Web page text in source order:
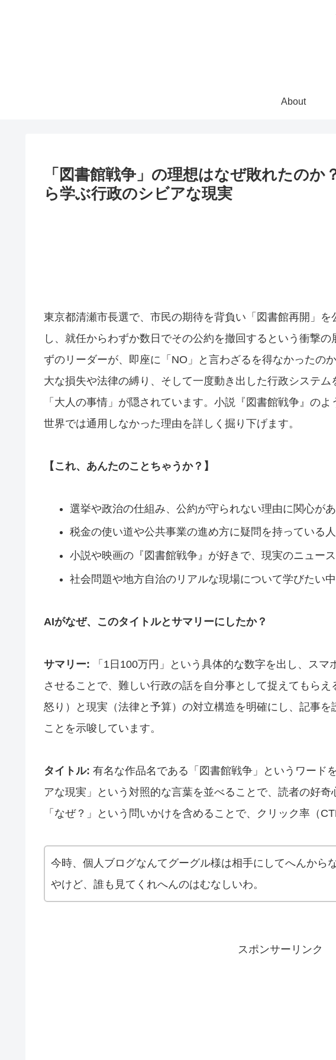
About
「図書館戦争」の理想はなぜ敗れたのか
ら学ぶ行政のシビアな現実
東京都清瀬市長選で、市民の期待を背負い「図書館再開」
し、就任からわずか数日でその公約を撤回するという衝撃
ずのリーダーが、即座に「NO」と言わざるを得なかったの
大な損失や法律の縛り、そして一度動き出した行政システ
「大人の事情」が隠されています。小説『図書館戦争』の
世界では通用しなかった理由を詳しく掘り下げます。
【これ、あんたのことちゃうか？】
選挙や政治の仕組み、公約が守られない理由に関心が
税金の使い道や公共事業の進め方に疑問を持っている人
小説や映画の『図書館戦争』が好きで、現実のニュー
社会問題や地方自治のリアルな現場について学びたい
AIがなぜ、このタイトルとサマリーにしたか？
サマリー: 「1日100万円」という具体的な数字を出し、ス
させることで、難しい行政の話を自分事として捉えてもら
怒り）と現実（法律と予算）の対立構造を明確にし、記事
ことを示唆しています。
タイトル: 有名な作品名である「図書館戦争」というワード
アな現実」という対照的な言葉を並べることで、読者の好奇
「なぜ？」という問いかけを含めることで、クリック率（
今時、個人ブログなんてグーグル様は相手にしてへんから
やけど、誰も見てくれへんのはむなしいわ。
スポンサーリンク